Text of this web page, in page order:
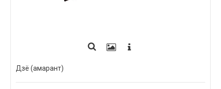
Дзё (амарант)